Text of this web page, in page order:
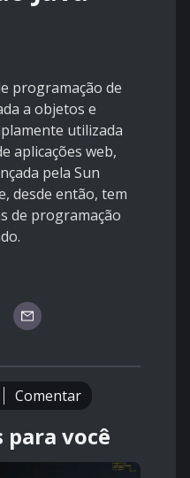
programação de
a objetos e
utilizada
aplicações web,
pela Sun
desde então, tem
de programação
Comentar
para você